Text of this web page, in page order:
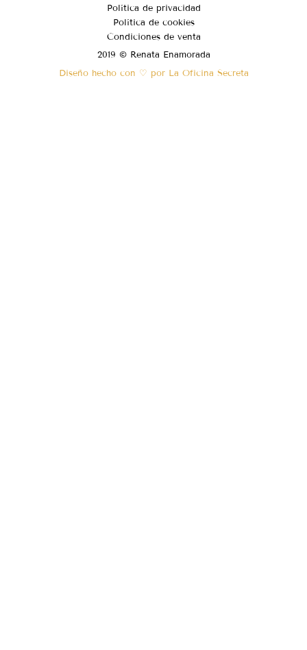
Política de privacidad
Política de cookies
Condiciones de venta
2019 © Renata Enamorada
Diseño hecho con ♡ por La Oficina Secreta